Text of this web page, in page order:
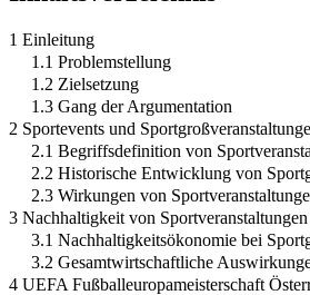
1 Einleitung
1.1 Problemstellung
1.2 Zielsetzung
1.3 Gang der Argumentation
2 Sportevents und
2.1 Begriffsdefinition von
2.2 Historische Entwicklung von
2.3 Wirkungen von
3 Nachhaltigkeit von Sportveranstaltungen
3.1 Nachhaltigkeitsökonomie bei
3.2 Gesamtwirtschaftliche
4 UEFA Fußballeuropameisterschaft